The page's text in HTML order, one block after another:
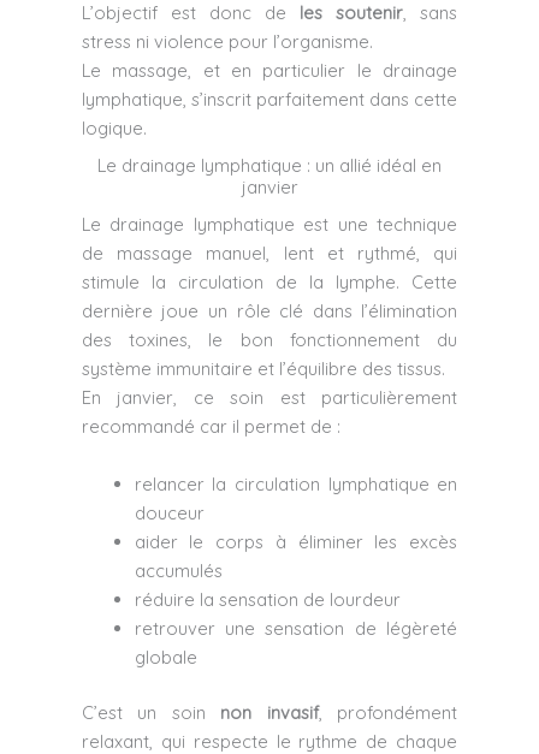
L’objectif est donc de les soutenir, sans
stress ni violence pour l’organisme.
Le massage, et en particulier le drainage
lymphatique, s’inscrit parfaitement dans cette
logique.
Le drainage lymphatique : un allié idéal en
janvier
Le drainage lymphatique est une technique
de massage manuel, lent et rythmé, qui
stimule la circulation de la lymphe. Cette
dernière joue un rôle clé dans l’élimination
des toxines, le bon fonctionnement du
système immunitaire et l’équilibre des tissus.
En janvier, ce soin est particulièrement
recommandé car il permet de :
relancer la circulation lymphatique en
douceur
aider le corps à éliminer les excès
accumulés
réduire la sensation de lourdeur
retrouver une sensation de légèreté
globale
C’est un soin non invasif, profondément
relaxant, qui respecte le rythme de chaque